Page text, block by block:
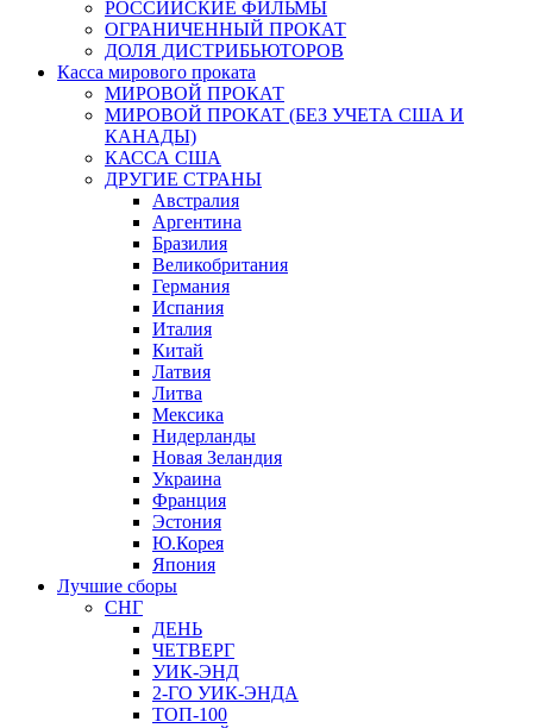
РОССИЙСКИЕ ФИЛЬМЫ
ОГРАНИЧЕННЫЙ ПРОКАТ
ДОЛЯ ДИСТРИБЬЮТОРОВ
Касса мирового проката
МИРОВОЙ ПРОКАТ
МИРОВОЙ ПРОКАТ (БЕЗ УЧЕТА США И
КАНАДЫ)
КАССА США
ДРУГИЕ СТРАНЫ
Австралия
Аргентина
Бразилия
Великобритания
Германия
Испания
Италия
Китай
Латвия
Литва
Мексика
Нидерланды
Новая Зеландия
Украина
Франция
Эстония
Ю.Корея
Япония
Лучшие сборы
СНГ
ДЕНЬ
ЧЕТВЕРГ
УИК-ЭНД
2-ГО УИК-ЭНДА
ТОП-100